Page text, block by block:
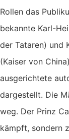
Rollen das
bekannte Karl-
der Tataren) und
(Kaiser von
ausgerichtete
dargestellt. Die
weg. Der Prinz
kämpft, sondern